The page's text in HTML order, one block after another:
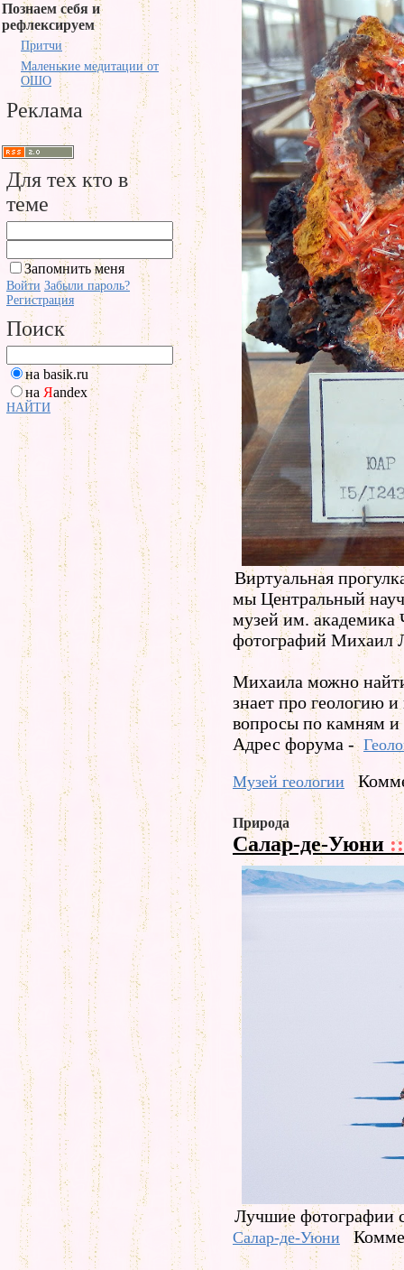
Познаем себя и
рефлексируем
Притчи
Маленькие медитации от
ОШО
Реклама
Для тех кто в
теме
Запомнить меня
Войти Забыли пароль?
Регистрация
Поиск
на basik.ru
на Яandex
НАЙТИ
Виртуальная
мы Центральный
музей им.
фотографий Михаил
Михаила можно
знает про геологию и
вопросы по камням
Адрес форума -
Музей геологии
Природа
Салар-де-Уюни ::
Лучшие фотографии
Салар-де-Уюни